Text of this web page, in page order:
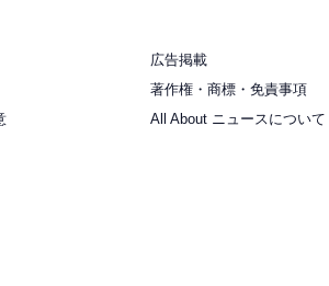
広告掲載
著作権・商標・免責事項
All About ニュースについて